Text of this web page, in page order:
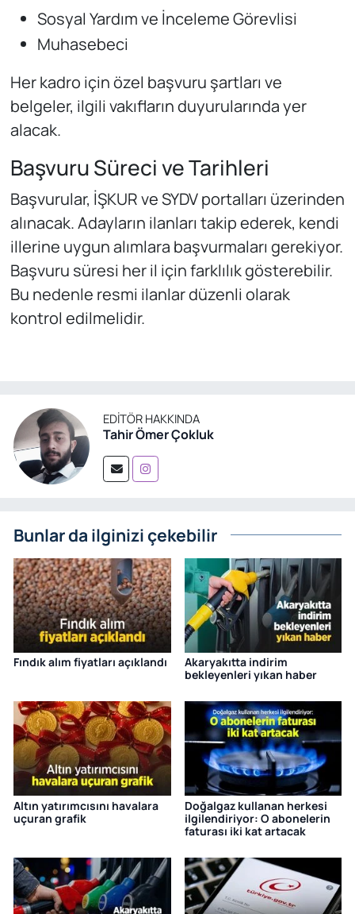
Sosyal Yardım ve İnceleme Görevlisi
Muhasebeci
Her kadro için özel başvuru şartları ve
belgeler, ilgili vakıfların duyurularında yer
alacak.
Başvuru Süreci ve Tarihleri
Başvurular, İŞKUR ve SYDV portalları üzerinden
alınacak. Adayların ilanları takip ederek, kendi
illerine uygun alımlara başvurmaları gerekiyor.
Başvuru süresi her il için farklılık gösterebilir.
Bu nedenle resmi ilanlar düzenli olarak
kontrol edilmelidir.
EDITÖR HAKKINDA
Tahir Ömer Çokluk
Bunlar da ilginizi çekebilir
Fındık alım fiyatları açıklandı
Akaryakıtta indirim
bekleyenleri yıkan haber
Altın yatırımcısını havalara
uçuran grafik
Doğalgaz kullanan herkesi
ilgilendiriyor: O abonelerin
faturası iki kat artacak